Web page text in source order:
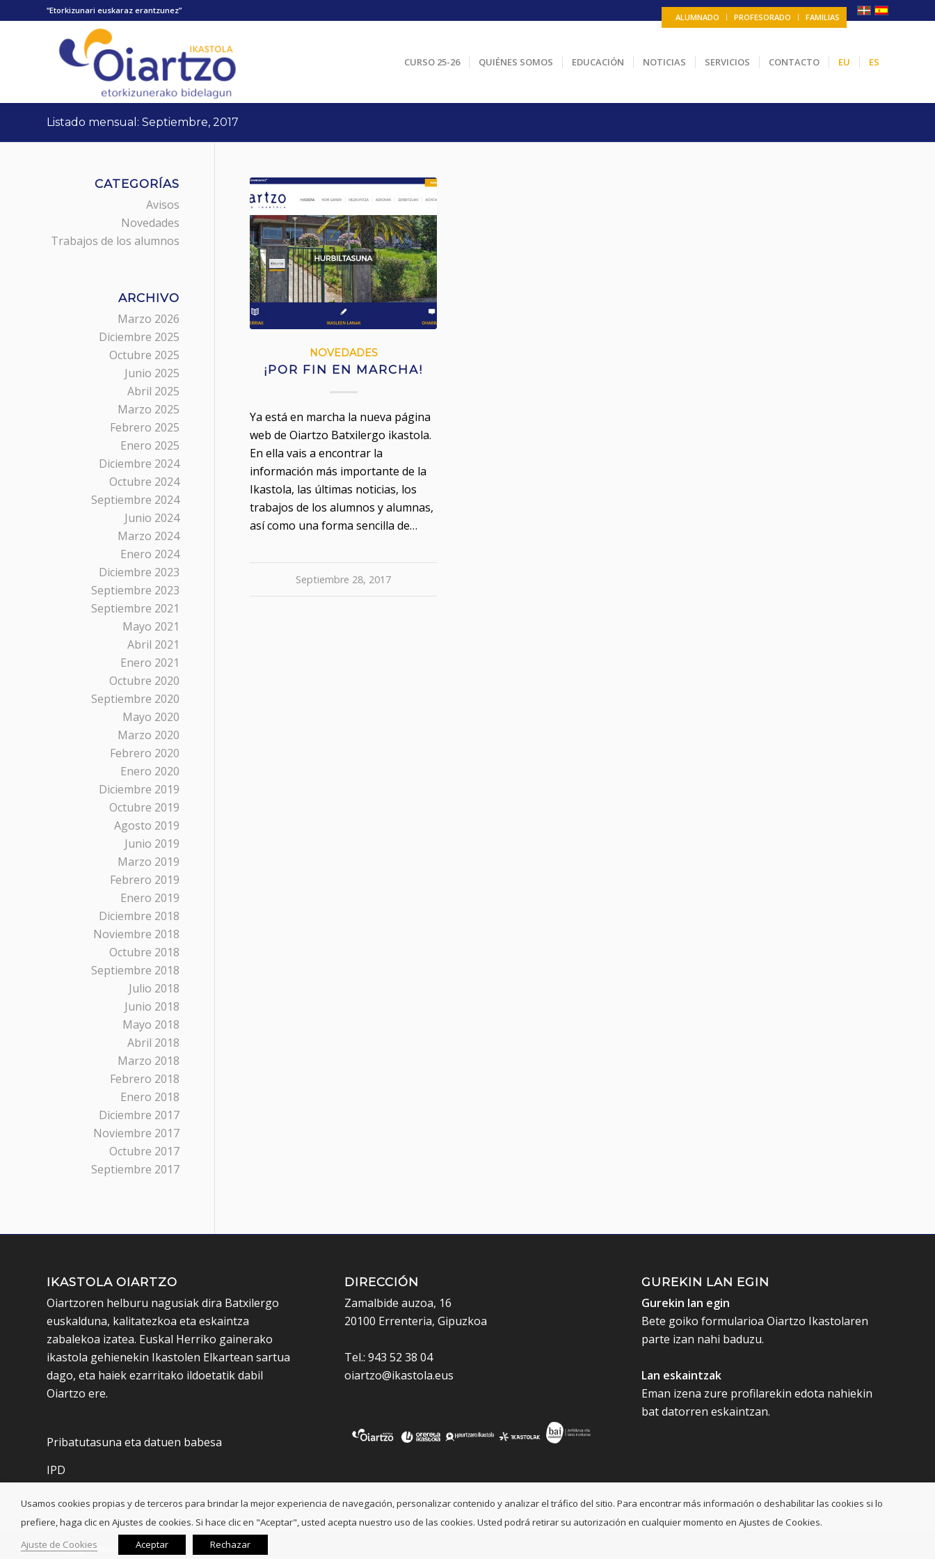
ALUMNADO PROFESORADO FAMILIAS
“Etorkizunari euskaraz erantzunez”
CURSO 25-26 QUIÉNES SOMOS EDUCACIÓN NOTICIAS SERVICIOS CONTACTO EU ES
Listado mensual: Septiembre, 2017
NOVEDADES
¡POR FIN EN MARCHA!
Ya está en marcha la nueva página
web de Oiartzo Batxilergo ikastola.
En ella vais a encontrar la
información más importante de la
Ikastola, las últimas noticias, los
trabajos de los alumnos y alumnas,
así como una forma sencilla de…
Septiembre 28, 2017
CATEGORÍAS
Avisos
Novedades
Trabajos de los alumnos
ARCHIVO
Marzo 2026
Diciembre 2025
Octubre 2025
Junio 2025
Abril 2025
Marzo 2025
Febrero 2025
Enero 2025
Diciembre 2024
Octubre 2024
Septiembre 2024
Junio 2024
Marzo 2024
Enero 2024
Diciembre 2023
Septiembre 2023
Septiembre 2021
Mayo 2021
Abril 2021
Enero 2021
Octubre 2020
Septiembre 2020
Mayo 2020
Marzo 2020
Febrero 2020
Enero 2020
Diciembre 2019
Octubre 2019
Agosto 2019
Junio 2019
Marzo 2019
Febrero 2019
Enero 2019
Diciembre 2018
Noviembre 2018
Octubre 2018
Septiembre 2018
Julio 2018
Junio 2018
Mayo 2018
Abril 2018
Marzo 2018
Febrero 2018
Enero 2018
Diciembre 2017
Noviembre 2017
Octubre 2017
Septiembre 2017
IKASTOLA OIARTZO
Oiartzoren helburu nagusiak dira Batxilergo
euskalduna, kalitatezkoa eta eskaintza
zabalekoa izatea. Euskal Herriko gainerako
ikastola gehienekin Ikastolen Elkartean sartua
dago, eta haiek ezarritako ildoetatik dabil
Oiartzo ere.
Pribatutasuna eta datuen babesa
IPD
DIRECCIÓN
Zamalbide auzoa, 16
20100 Errenteria, Gipuzkoa
Tel.: 943 52 38 04
oiartzo@ikastola.eus
GUREKIN LAN EGIN
Gurekin lan egin
Bete goiko formularioa Oiartzo Ikastolaren
parte izan nahi baduzu.
Lan eskaintzak
Eman izena zure profilarekin edota nahiekin
bat datorren eskaintzan.
© Copyright - Oiartzo Ikastola
Usamos cookies propias y de terceros para brindar la mejor experiencia de navegación, personalizar contenido y analizar el tráfico del sitio. Para encontrar más información o deshabilitar las cookies si lo
prefiere, haga clic en Ajustes de cookies. Si hace clic en "Aceptar", usted acepta nuestro uso de las cookies. Usted podrá retirar su autorización en cualquier momento en Ajustes de Cookies.
Ajuste de Cookies
Aceptar Rechazar